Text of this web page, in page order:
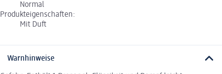
Normal
Produkteigenschaften:
Mit Duft
Warnhinweise